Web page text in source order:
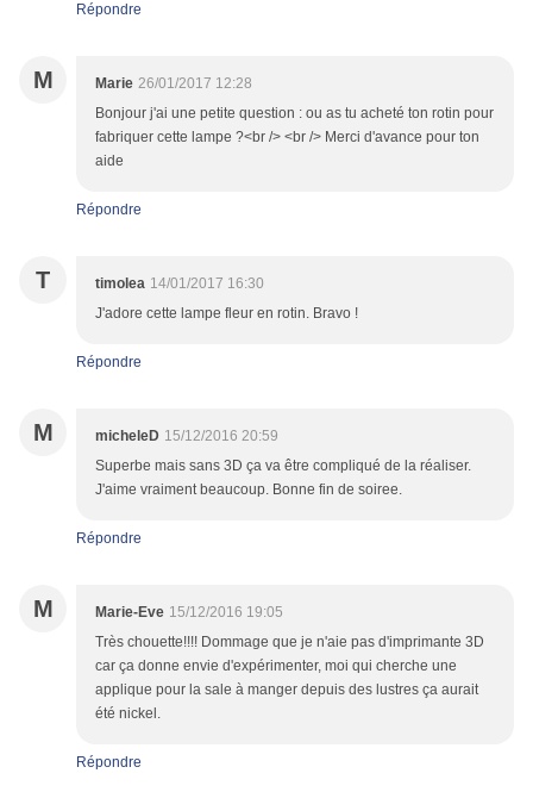
Répondre
M Marie 26/01/2017 12:28
Bonjour j'ai une petite question : ou as tu acheté ton rotin pour
fabriquer cette lampe ?<br /> <br /> Merci d'avance pour ton
aide
Répondre
T timolea 14/01/2017 16:30
J'adore cette lampe fleur en rotin. Bravo !
Répondre
M micheleD 15/12/2016 20:59
Superbe mais sans 3D ça va être compliqué de la réaliser.
J'aime vraiment beaucoup. Bonne fin de soiree.
Répondre
M Marie-Eve 15/12/2016 19:05
Très chouette!!!! Dommage que je n'aie pas d'imprimante 3D
car ça donne envie d'expérimenter, moi qui cherche une
applique pour la sale à manger depuis des lustres ça aurait
été nickel.
Répondre